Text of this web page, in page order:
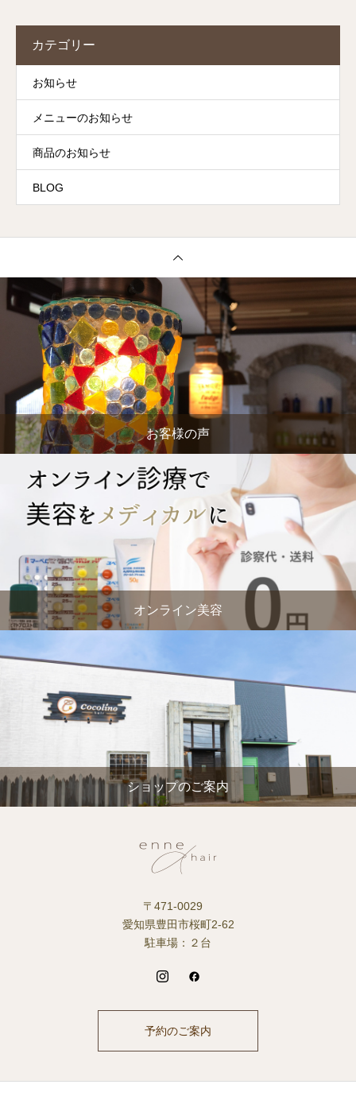
カテゴリー
お知らせ
メニューのお知らせ
商品のお知らせ
BLOG
お客様の声
オンライン美容
ショップのご案内
〒471-0029
愛知県豊田市桜町2-62
駐車場：２台
予約のご案内